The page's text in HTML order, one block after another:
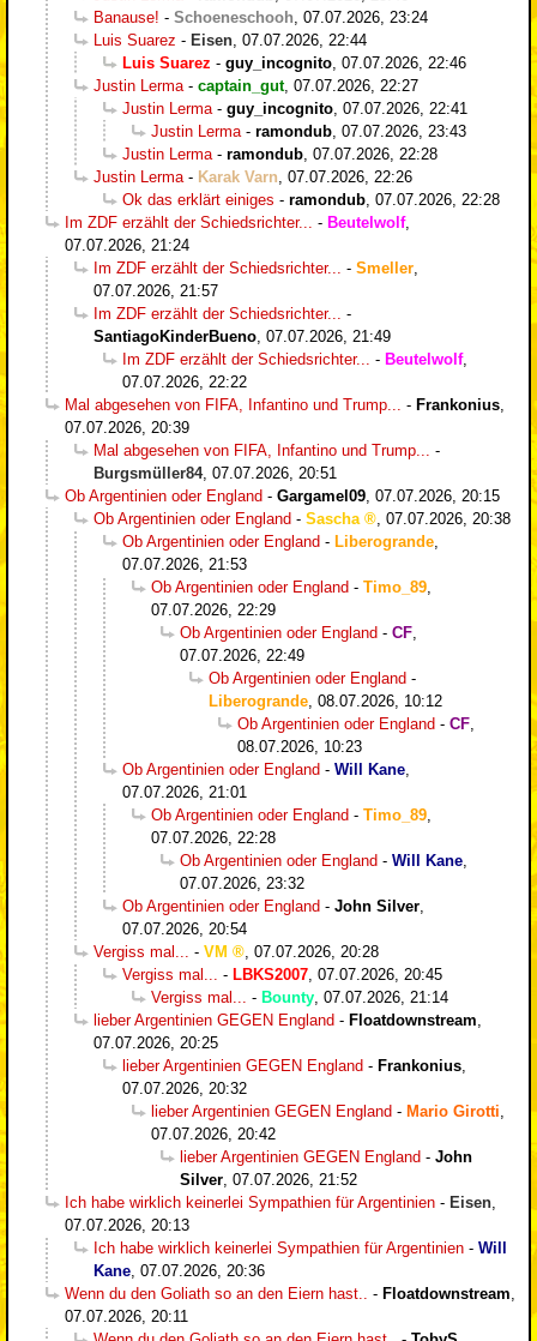
Banause! - Schoeneschooh 07.07.2026, 23:24
Luis Suarez - Eisen 07.07.2026, 22:44
Luis Suarez - guy_incognito 07.07.2026, 22:46
Justin Lerma - captain_gut, 07.07.2026, 22:27
Justin Lerma - guy_incognito 07.07.2026, 22:41
Justin Lerma - ramondub 07.07.2026, 23:43
Justin Lerma - ramondub 07.07.2026, 22:28
Justin Lerma - Karak Varn 07.07.2026, 22:26
Ok das erklärt einiges - ramondub 07.07.2026, 22:28
Im ZDF erzählt der Schiedsrichter...
- Beutelwolf,
07.07.2026, 21:24
Im ZDF erzählt der Schiedsrichter...
- Smeller
07.07.2026, 21:57
Im ZDF erzählt der Schiedsrichter...
-
SantiagoKinderBueno 07.07.2026, 21:49
Im ZDF erzählt der Schiedsrichter...
- Beutelwolf,
07.07.2026, 22:22
Mal abgesehen von FIFA, Infantino und Trump...
- Frankonius
07.07.2026, 20:39
Mal abgesehen von FIFA, Infantino und Trump...
-
Burgsmüller84, 07.07.2026, 20:51
Ob Argentinien oder England - Gargamel09 07.07.2026, 20:15
Ob Argentinien oder England - Sascha
07.07.2026, 20:38
Ob Argentinien oder England - Liberogrande
07.07.2026, 21:53
Ob Argentinien oder England - Timo_89
07.07.2026, 22:29
Ob Argentinien oder England - CF
07.07.2026, 22:49
Ob Argentinien oder England -
Liberogrande 08.07.2026, 10:12
Ob Argentinien oder England - CF
08.07.2026, 10:23
Ob Argentinien oder England - Will Kane
07.07.2026, 21:01
Ob Argentinien oder England - Timo_89
07.07.2026, 22:28
Ob Argentinien oder England - Will Kane
07.07.2026, 23:32
Ob Argentinien oder England - John Silver
07.07.2026, 20:54
Vergiss mal...
- VM
07.07.2026, 20:28
Vergiss mal...
- LBKS2007 07.07.2026, 20:45
Vergiss mal...
- Bounty 07.07.2026, 21:14
lieber Argentinien GEGEN England - Floatdownstream
07.07.2026, 20:25
lieber Argentinien GEGEN England - Frankonius
07.07.2026, 20:32
lieber Argentinien GEGEN England - Mario Girotti
07.07.2026, 20:42
lieber Argentinien GEGEN England - John
Silver 07.07.2026, 21:52
Ich habe wirklich keinerlei Sympathien für Argentinien - Eisen
07.07.2026, 20:13
Ich habe wirklich keinerlei Sympathien für Argentinien - Will
Kane 07.07.2026, 20:36
Wenn du den Goliath so an den Eiern hast..
- Floatdownstream
07.07.2026, 20:11